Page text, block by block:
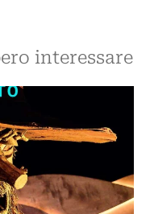
interessare